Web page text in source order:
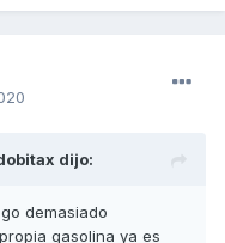
dijo:
demasiado
gasolina ya es